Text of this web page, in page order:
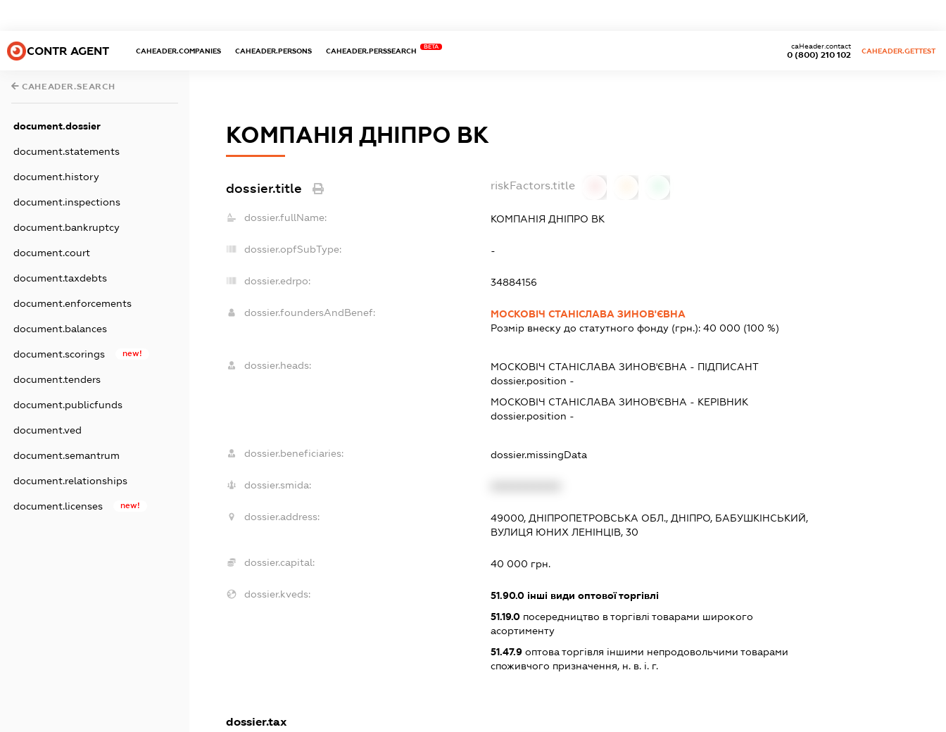
CONTR AGENT CAHEADER.COMPANIES CAHEADER.PERSONS CAHEADER.PERSSEARCH
BETA
0 (800) 210 102
caHeader.contact
CAHEADER.GETTEST
CAHEADER.SEARCH
document.dossier
document.statements
document.history
document.inspections
document.bankruptcy
document.court
document.taxdebts
document.enforcements
document.balances
document.scorings new!
document.tenders
document.publicfunds
document.ved
document.semantrum
document.relationships
document.licenses new!
КОМПАНІЯ ДНІПРО ВК
dossier.title riskFactors.title
dossier.fullName: КОМПАНІЯ ДНІПРО ВК
dossier.opfSubType: -
dossier.edrpo: 34884156
dossier.foundersAndBenef:
МОСКОВІЧ СТАНІСЛАВА ЗИНОВ'ЄВНА
Розмір внеску до статутного фонду (грн.):40 000 (100 %)
dossier.heads: МОСКОВІЧ СТАНІСЛАВА ЗИНОВ'ЄВНА - ПІДПИСАНТ
dossier.position -
МОСКОВІЧ СТАНІСЛАВА ЗИНОВ'ЄВНА - КЕРІВНИК
dossier.position -
dossier.beneficiaries: dossier.missingData
dossier.smida:
dossier.address:
49000, ДНІПРОПЕТРОВСЬКА ОБЛ., ДНІПРО, БАБУШКІНСЬКИЙ,
ВУЛИЦЯ ЮНИХ ЛЕНІНЦІВ, 30
dossier.capital: 40 000 грн.
dossier.kveds: 51.90.0 інші види оптової торгівлі
51.19.0 посередництво в торгівлі товарами широкого
асортименту
51.47.9 оптова торгівля іншими непродовольчими товарами
споживчого призначення, н. в. і. г.
dossier.tax